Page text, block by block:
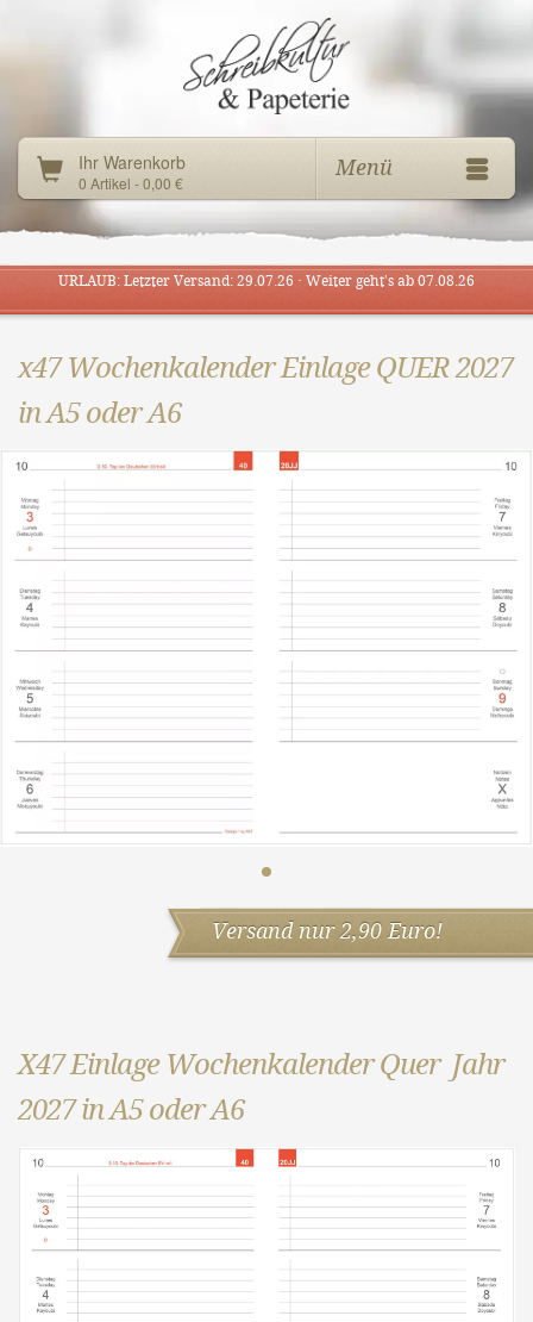
Ihr Warenkorb
0 Artikel - 0,00 €
Menü
URLAUB: Letzter Versand: 29.07.26 · Weiter geht's ab 07.08.26
x47 Wochenkalender Einlage QUER 2027
in A5 oder A6
Versand nur 2,90 Euro!
X47 Einlage Wochenkalender Quer Jahr
2027 in A5 oder A6